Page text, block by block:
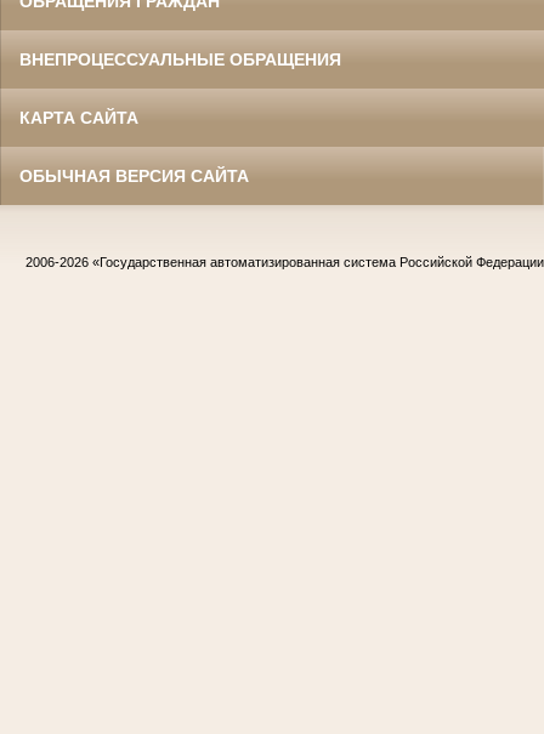
ВНЕПРОЦЕССУАЛЬНЫЕ ОБРАЩЕНИЯ
КАРТА САЙТА
ОБЫЧНАЯ ВЕРСИЯ САЙТА
2006-2026 «Государственная автоматизированная система Российской